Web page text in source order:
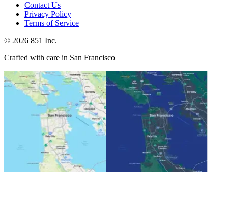
Contact Us
Privacy Policy
Terms of Service
© 2026 851 Inc.
Crafted with care in San Francisco